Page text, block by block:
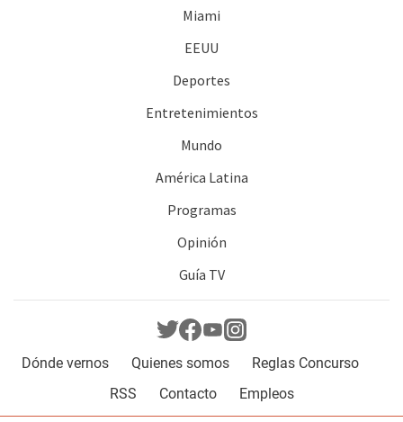
Miami
EEUU
Deportes
Entretenimientos
Mundo
América Latina
Programas
Opinión
Guía TV
Dónde vernos Quienes somos
Reglas Concurso
RSS
Contacto Empleos